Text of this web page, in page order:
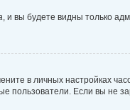
, и вы будете видны только
в личных настройках
пользователи. Если вы не